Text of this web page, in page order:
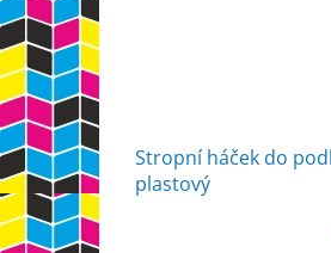
Stropní háček do
plastový